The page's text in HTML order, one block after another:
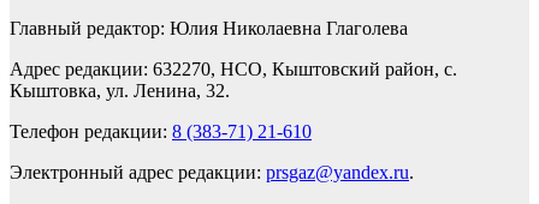
Главный редактор: Юлия Николаевна Глаголева
Адрес редакции: 632270, НСО, Кыштовский район, с.
Кыштовка, ул. Ленина, 32.
Телефон редакции: 8 (383-71) 21-610
Электронный адрес редакции: prsgaz@yandex.ru.